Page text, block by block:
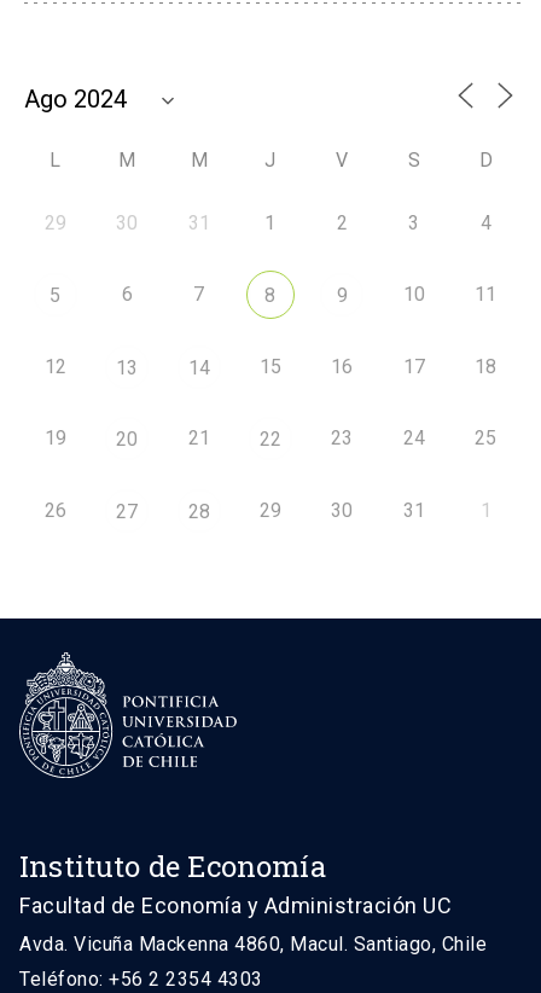
L M M J V S D
29 30 31 1 2 3 4
5 6 7 8 9 10 11
12 13 14 15 16 17 18
19 20 21 22 23 24 25
26 27 28 29 30 31 1
Instituto de Economía
Facultad de Economía y Administración UC
Avda. Vicuña Mackenna 4860, Macul. Santiago, Chile
Teléfono: +56 2 2354 4303